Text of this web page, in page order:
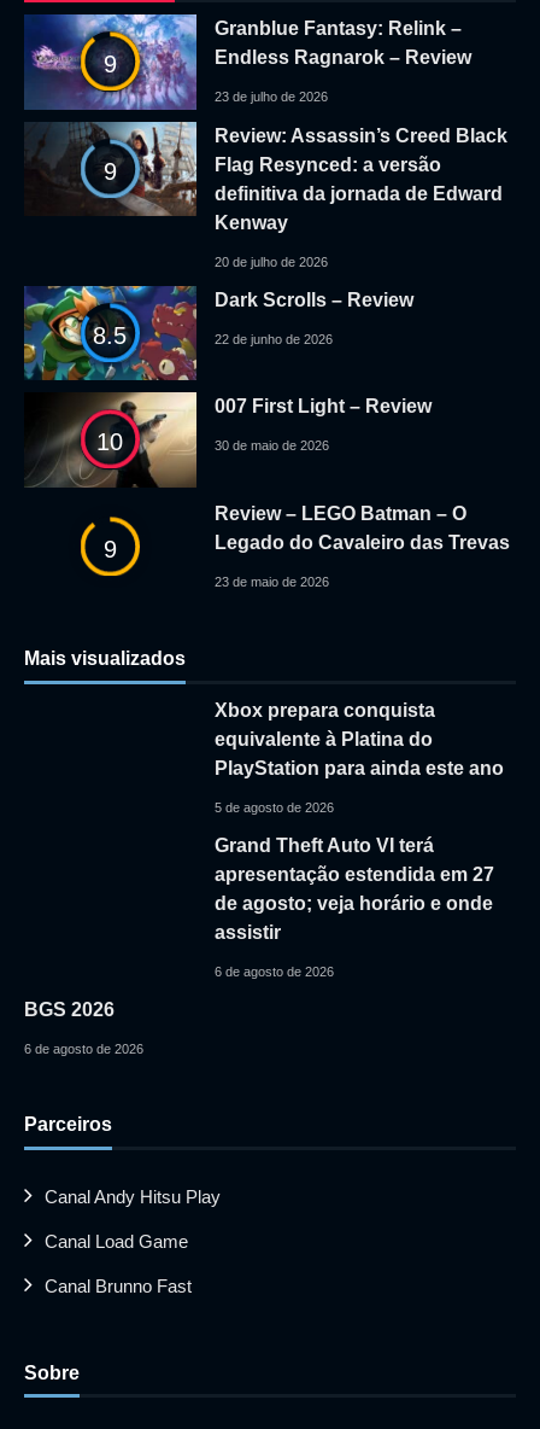
9
Granblue Fantasy: Relink –
Endless Ragnarok – Review
23 de julho de 2026
9
Review: Assassin’s Creed Black
Flag Resynced: a versão
definitiva da jornada de Edward
Kenway
20 de julho de 2026
8.5
Dark Scrolls – Review
22 de junho de 2026
10
007 First Light – Review
30 de maio de 2026
9
Review – LEGO Batman – O
Legado do Cavaleiro das Trevas
23 de maio de 2026
Mais visualizados
Xbox prepara conquista
equivalente à Platina do
PlayStation para ainda este ano
5 de agosto de 2026
Grand Theft Auto VI terá
apresentação estendida em 27
de agosto; veja horário e onde
assistir
6 de agosto de 2026
BGS 2026
6 de agosto de 2026
Parceiros
Canal Andy Hitsu Play
Canal Load Game
Canal Brunno Fast
Sobre